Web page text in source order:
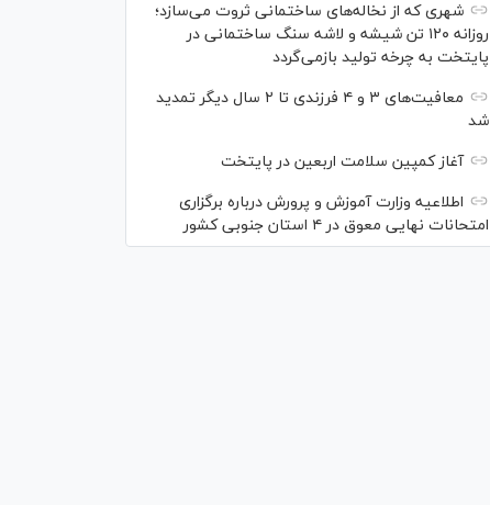
شهری که از نخاله‌های ساختمانی ثروت می‌سازد؛
روزانه ۱۲۰ تن شیشه و لاشه سنگ ساختمانی در
پایتخت به چرخه تولید بازمی‌گردد
معافیت‌های ۳ و ۴ فرزندی تا ۲ سال دیگر تمدید
شد
آغاز کمپین سلامت اربعین در پایتخت
اطلاعیه وزارت آموزش و پرورش درباره برگزاری
امتحانات نهایی معوق در ۴ استان جنوبی کشور